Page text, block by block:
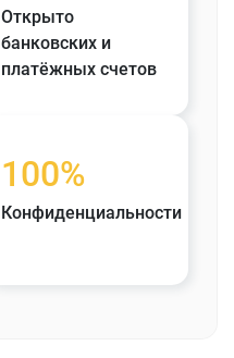
Открыто
банковских и
платёжных счетов
100%
Конфиденциальности